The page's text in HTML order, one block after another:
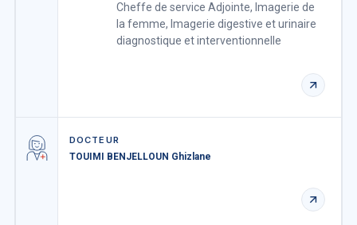
Cheffe de service Adjointe, Imagerie de
la femme, Imagerie digestive et urinaire
diagnostique et interventionnelle
DOCTEUR
TOUIMI BENJELLOUN Ghizlane